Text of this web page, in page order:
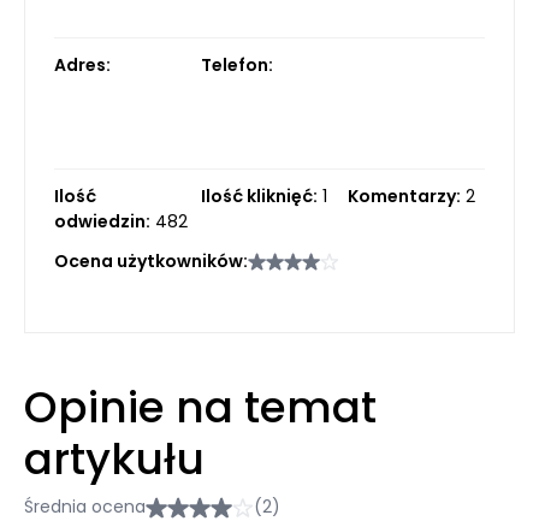
Adres: Telefon:
Ilość
odwiedzin: 482
Ilość kliknięć: 1 Komentarzy: 2
Ocena użytkowników:
Opinie na temat
artykułu
Średnia ocena (2)